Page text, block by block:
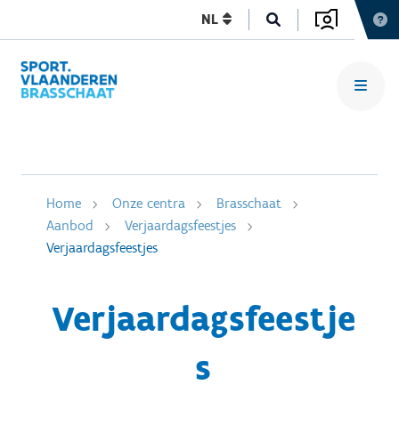
NL
Home Onze centra
Brasschaat
Aanbod
Verjaardagsfeestjes
Verjaardagsfeestjes
Verjaardagsfeestje
s